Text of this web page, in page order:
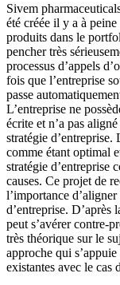
Sivem
été créée il y a à
produits dans le
pencher très
processus d’appels
fois que l’entreprise
passe
L’entreprise ne
écrite et n’a pas
stratégie d’entreprise.
comme étant optimal
stratégie d’entreprise
causes. Ce projet de
l’importance
d’entreprise. D’après
peut s’avérer contre-
très théorique sur le
approche qui
existantes avec le cas